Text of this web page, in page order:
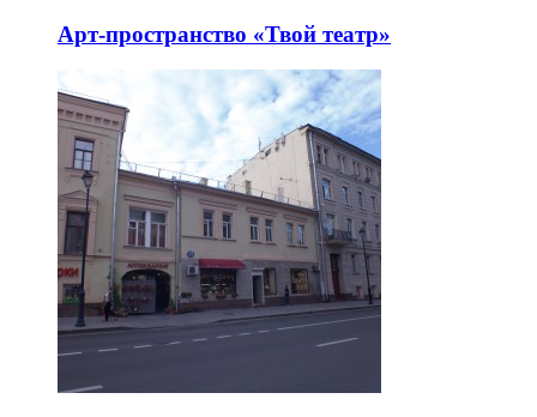
Арт-пространство «Твой театр»